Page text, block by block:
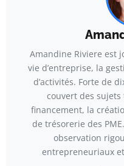
Amandine Riviere est
vie d’entreprise, la
d’activités. Forte de
couvert des
financement, la
de trésorerie des
observation
entrepreneuriaux